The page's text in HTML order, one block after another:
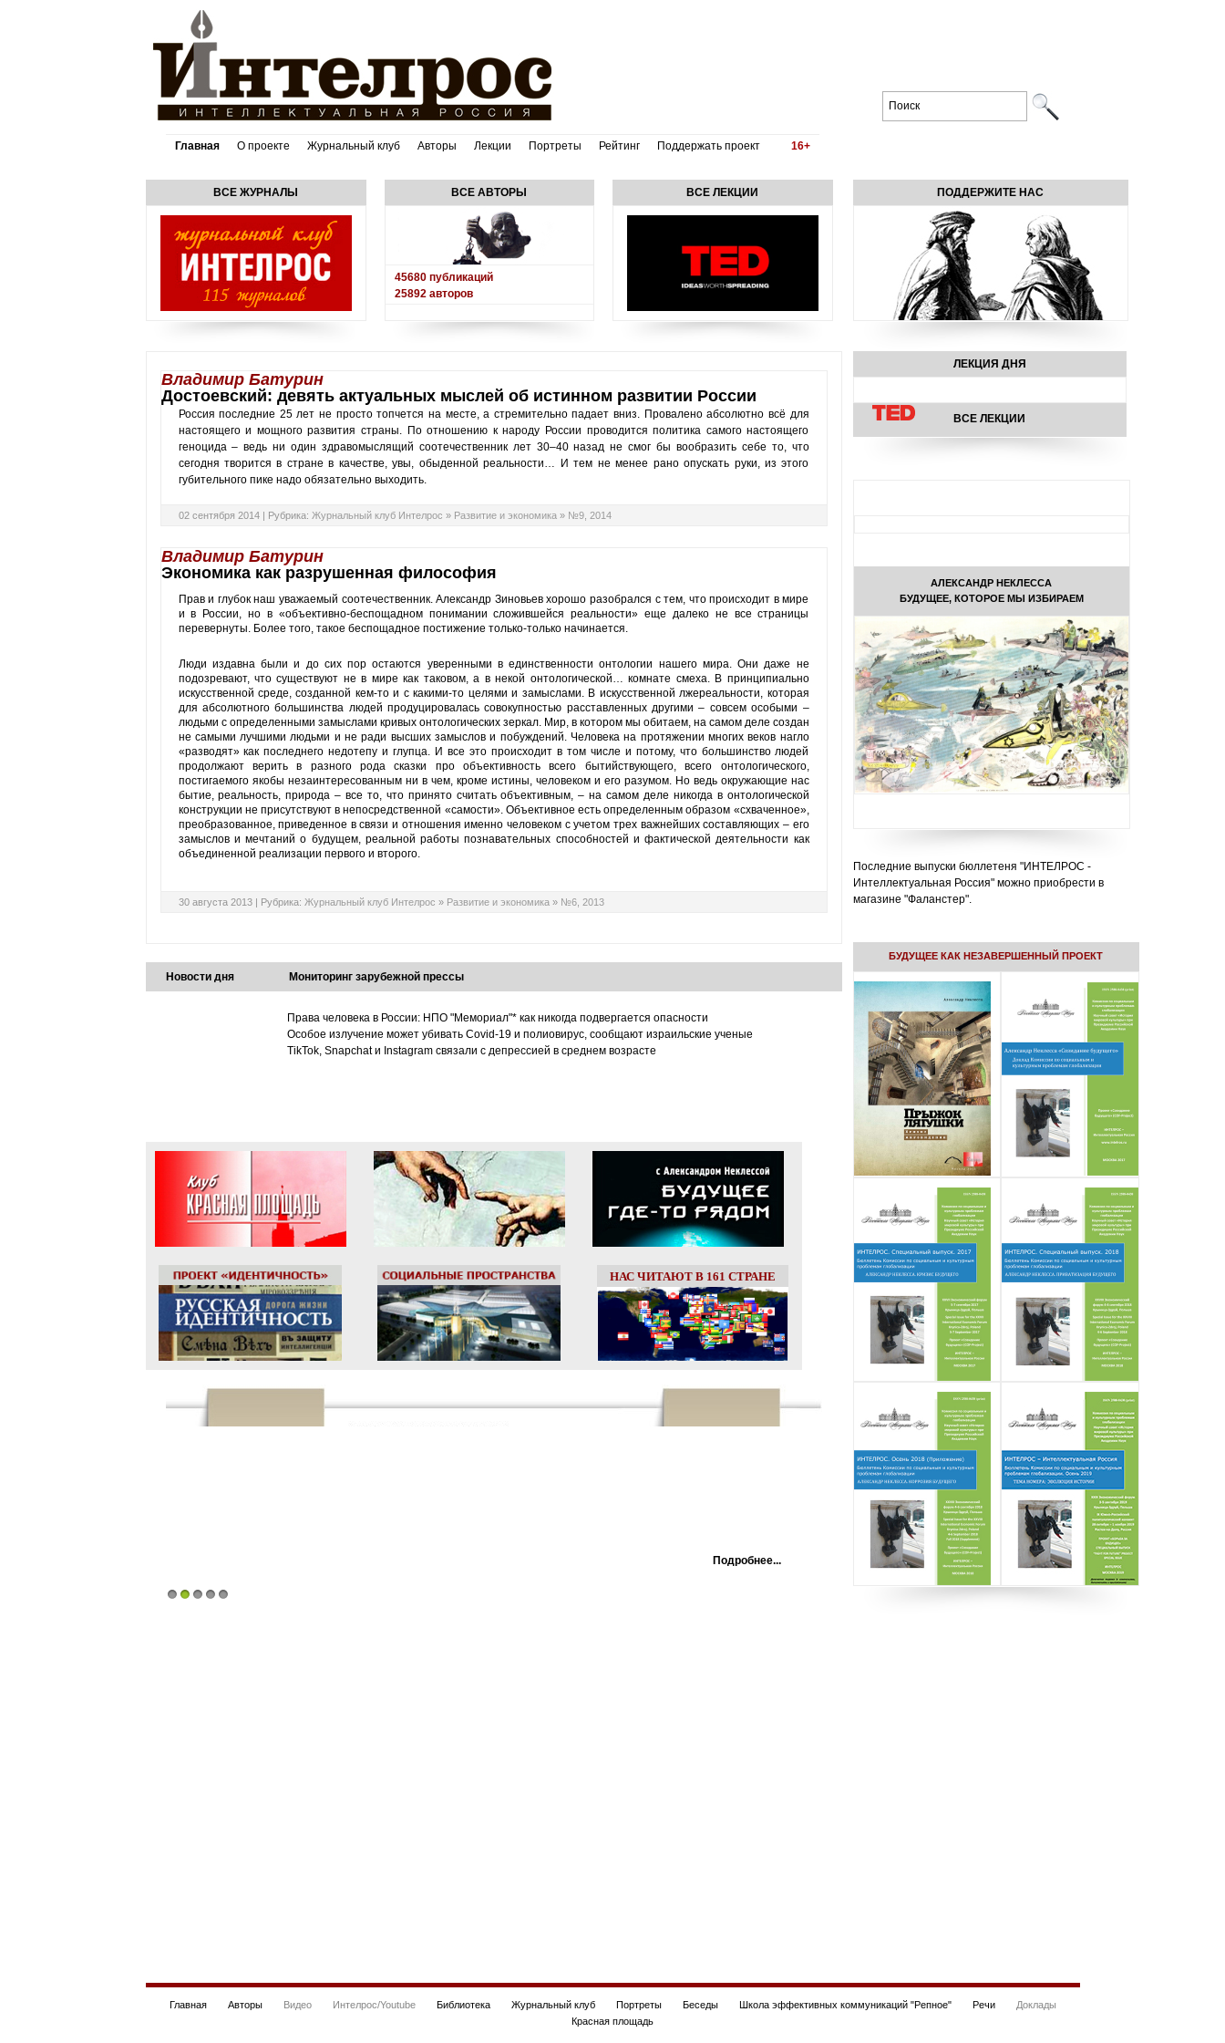
Главная О проекте Журнальный клуб Авторы Лекции Портреты Рейтинг Поддержать проект 16+
ВСЕ ЖУРНАЛЫ ВСЕ АВТОРЫ
45680публикаций
25892авторов
ВСЕ ЛЕКЦИИ
Владимир Батурин
Достоевский: девять актуальных мыслей об истинном развитии России
Россия последние 25 лет не просто топчется на месте, а стремительно падает вниз. Провалено абсолютно всё для
настоящего и мощного развития страны. По отношению к народу России проводится политика самого настоящего
геноцида – ведь ни один здравомыслящий соотечественник лет 30–40 назад не смог бы вообразить себе то, что
сегодня творится в стране в качестве, увы, обыденной реальности… И тем не менее рано опускать руки, из этого
губительного пике надо обязательно выходить.
02 сентября 2014 | Рубрика: Журнальный клуб Интелрос » Развитие и экономика» №9, 2014
Владимир Батурин
Экономика как разрушенная философия
Прав и глубок наш уважаемый соотечественник. Александр Зиновьев хорошо разобрался с тем, что происходит в мире
и в России, но в «объективно-беспощадном понимании сложившейся реальности» еще далеко не все страницы
перевернуты. Более того, такое беспощадное постижение только-только начинается.
Люди издавна были и до сих пор остаются уверенными в единственности онтологии нашего мира. Они даже не
подозревают, что су­щест­вуют не в мире как таковом, а в некой онтологической… комнате смеха. В принципиально
искусственной среде, созданной кем-то и с какими-то целями и замыслами. В искусственной лжереальности, которая
для абсолютного большинства людей продуцировалась совокупностью расставленных другими – совсем особыми –
людьми с определенными замыслами кривых онтологических зеркал. Мир, в котором мы обитаем, на самом деле создан
не самыми лучшими людьми и не ради высших замыслов и побуждений. Человека на протяжении многих веков нагло
«разводят» как последнего недотепу и глупца. И все это происходит в том числе и потому, что большинство людей
продолжают верить в разного рода сказки про объективность всего бытийствующего, всего онтологического,
постигаемого якобы незаинтересованным ни в чем, кроме истины, человеком и его разумом. Но ведь окружающие нас
бытие, реальность, природа – все то, что принято считать объективным, – на самом деле никогда в онтологической
конструкции не присутствуют в непосредственной «самости». Объективное есть определенным образом «схваченное»,
преобразованное, приведенное в связи и отношения именно человеком с учетом трех важнейших составляющих – его
замыслов и мечтаний о будущем, реальной работы познавательных способностей и фактической деятельности как
объединенной реализации первого и второго.
30 августа 2013 | Рубрика: Журнальный клуб Интелрос » Развитие и экономика» №6, 2013
Новости дня Мониторинг зарубежной прессы
Права человека в России: НПО "Мемориал"* как никогда подвергается опасности
Особое излучение может убивать Covid-19 и полиовирус, сообщают израильские ученые
TikTok, Snapchat и Instagram связали с депрессией в среднем возрасте
НАС ЧИТАЮТ В 161 СТРАНЕ
Подробнее...
ПОДДЕРЖИТЕ НАС
ЛЕКЦИЯ ДНЯ
ВСЕ ЛЕКЦИИ
АЛЕКСАНДР НЕКЛЕССА
БУДУЩЕЕ, КОТОРОЕ МЫ ИЗБИРАЕМ
Последние выпуски бюллетеня "ИНТЕЛРОС -
Интеллектуальная Россия" можно приобрести в
магазине "Фаланстер".
БУДУЩЕЕ КАК НЕЗАВЕРШЕННЫЙ ПРОЕКТ
Главная Авторы Видео Интелрос/Youtube Библиотека Журнальный клуб Портреты Беседы Школа эффективных коммуникаций "Репное" Речи
Доклады
Красная площадь